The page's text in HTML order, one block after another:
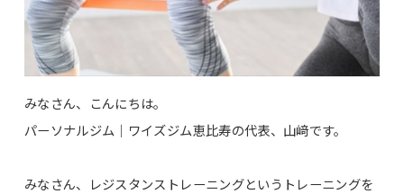
みなさん、こんにちは。
パーソナルジム｜ワイズジム恵比寿の代表、山﨑です。
みなさん、レジスタンストレーニングというトレーニングを